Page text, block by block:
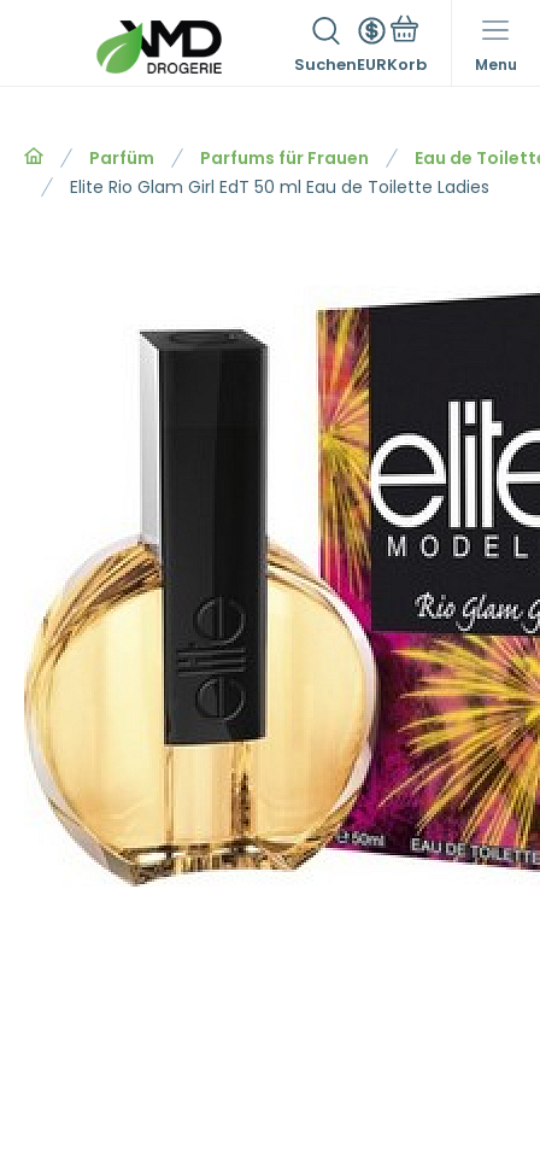
SuchenEUR Menu
Parfüm Parfums für Frauen
Eau de
Elite Rio Glam Girl EdT 50 ml Eau de Toilette Ladies